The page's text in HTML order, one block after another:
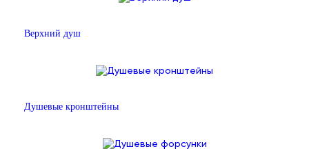
Верхний душ
Душевые кронштейны